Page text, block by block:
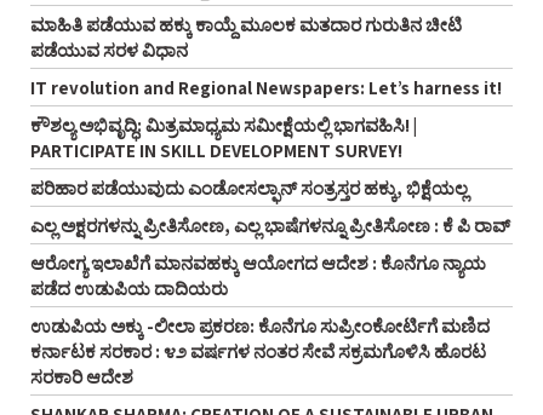
ಮಾಹಿತಿ ಪಡೆಯುವ ಹಕ್ಕು ಕಾಯ್ದೆ ಮೂಲಕ ಮತದಾರ ಗುರುತಿನ ಚೀಟಿ
ಪಡೆಯುವ ಸರಳ ವಿಧಾನ
IT revolution and Regional Newspapers: Let’s harness it!
ಕೌಶಲ್ಯ ಅಭಿವೃದ್ಧಿ: ಮಿತ್ರಮಾಧ್ಯಮ ಸಮೀಕ್ಷೆಯಲ್ಲಿ ಭಾಗವಹಿಸಿ! |
PARTICIPATE IN SKILL DEVELOPMENT SURVEY!
ಪರಿಹಾರ ಪಡೆಯುವುದು ಎಂಡೋಸಲ್ಫಾನ್‌ ಸಂತ್ರಸ್ತರ ಹಕ್ಕು, ಭಿಕ್ಷೆಯಲ್ಲ
ಎಲ್ಲ ಅಕ್ಷರಗಳನ್ನು ಪ್ರೀತಿಸೋಣ, ಎಲ್ಲ ಭಾಷೆಗಳನ್ನೂ ಪ್ರೀತಿಸೋಣ : ಕೆ ಪಿ ರಾವ್‌
ಆರೋಗ್ಯ ಇಲಾಖೆಗೆ ಮಾನವಹಕ್ಕು ಆಯೋಗದ ಆದೇಶ : ಕೊನೆಗೂ ನ್ಯಾಯ
ಪಡೆದ ಉಡುಪಿಯ ದಾದಿಯರು
ಉಡುಪಿಯ ಅಕ್ಕು -ಲೀಲಾ ಪ್ರಕರಣ: ಕೊನೆಗೂ ಸುಪ್ರೀಂಕೋರ್ಟಿಗೆ ಮಣಿದ
ಕರ್ನಾಟಕ ಸರಕಾರ : ೪೨ ವರ್ಷಗಳ ನಂತರ ಸೇವೆ ಸಕ್ರಮಗೊಳಿಸಿ ಹೊರಟ
ಸರಕಾರಿ ಆದೇಶ